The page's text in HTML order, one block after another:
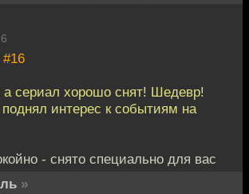
#16
а сериал хорошо снят! Шедевр!
интерес к событиям на
- снято специально для вас
»